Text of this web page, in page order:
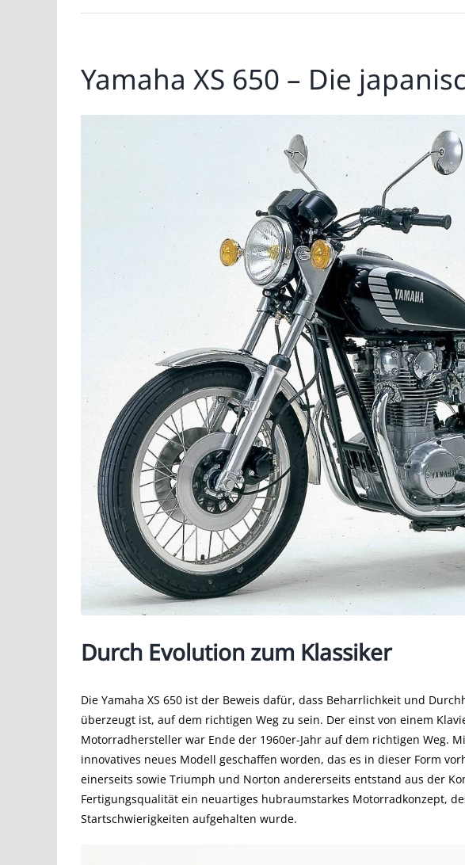
Yamaha XS 650 – Die
grösseres
Durch Evolution zum Klassiker
Die Yamaha XS 650 ist der Beweis dafür, dass Beharrlichkeit und
überzeugt ist, auf dem richtigen Weg zu sein. Der einst von einem
Motorradhersteller war Ende der 1960er-Jahr auf dem richtigen Weg.
innovatives neues Modell geschaffen worden, das es in dieser Form
einerseits sowie Triumph und Norton andererseits entstand aus der
Fertigungsqualität ein neuartiges hubraumstarkes Motorradkonzept,
Startschwierigkeiten aufgehalten wurde.